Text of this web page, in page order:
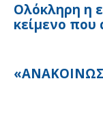
Ολόκληρη η
κείμενο που